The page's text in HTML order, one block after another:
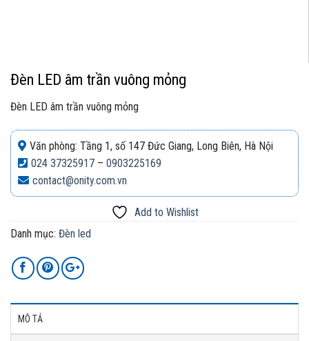
Đèn LED âm trần vuông mỏng
Đèn LED âm trần vuông mỏng
Văn phòng: Tầng 1, số 147 Đức Giang, Long Biên, Hà Nội
024 37325917 – 0903225169
contact@onity.com.vn
Add to Wishlist
Danh mục: Đèn led
MÔ TẢ